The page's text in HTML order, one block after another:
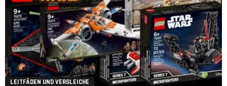
LEITFÄDEN UND VERGLEICHE